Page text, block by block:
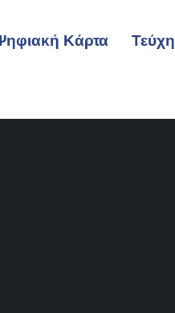
Κάρτα Τεύχη